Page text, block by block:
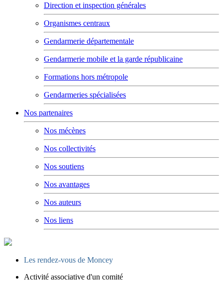
Direction et inspection générales
Organismes centraux
Gendarmerie départementale
Gendarmerie mobile et la garde républicaine
Formations hors métropole
Gendarmeries spécialisées
Nos partenaires
Nos mécènes
Nos collectivités
Nos soutiens
Nos avantages
Nos auteurs
Nos liens
Les rendez-vous de Moncey
Activité associative d'un comité